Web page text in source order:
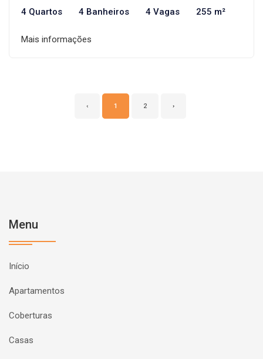
4 Quartos 4 Banheiros 4 Vagas 255 m²
Mais informações
‹ 1 2 ›
Menu
Início
Apartamentos
Coberturas
Casas